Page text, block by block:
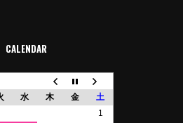
CALENDAR
水 木 金
土
1